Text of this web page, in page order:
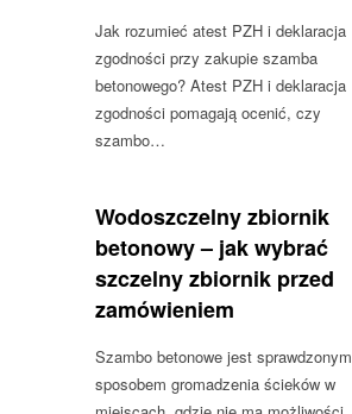
Jak rozumieć atest PZH i deklaracja
zgodności przy zakupie szamba
betonowego? Atest PZH i deklaracja
zgodności pomagają ocenić, czy
szambo…
Wodoszczelny zbiornik
betonowy – jak wybrać
szczelny zbiornik przed
zamówieniem
Szambo betonowe jest sprawdzonym
sposobem gromadzenia ścieków w